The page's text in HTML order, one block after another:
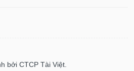
bởi CTCP Tài Việt.